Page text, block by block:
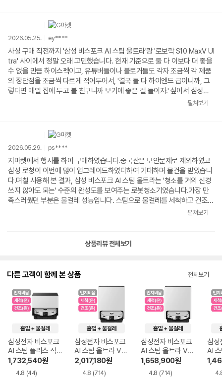
고 비우는 것까지 알아서 해주는 제품을 찾다가 삼성 비스포크 AI 스팀 울트
라를 선택하게 됐습니다.설치 기사님도 정말 만족스러웠어요. 굉장히 친절
하시고 설치도 깔끔하게 해주셨고, 스마트싱스 앱 연결까지 직접 세팅해 주
셔서 편하게 시작할 수 있었습니다. 다행히 저희 집은 싱크대 리폼 없이도
딱 맞게 들어가는 공간이 있어서 추가 공사는 하지 않았습니다.처음 제품을
봤을 때는 생각보다 큰가 싶었는데, 돌이켜보면 기존에 쓰던 저가형 스테이
션이 워낙 작았던 거였고 요즘 자동세척·자동급배수 모델들은 이 정도 크기
가 기본인 것 같아요.처음 맵핑할 때는 솔직히 조금 당황했습니다. 길을 잃
고 헤매다가 충전 스테이션도 못 찾고 절전모드에 들어가버려서 설마 고장
째는 완전히 달랐습니다. 맵을 굉장히 깔끔하게 그려냈고 이후에는 청소 중
길을 잃거나 헤매는 현상도 사라졌어요. 비싼 제품이라 기대치가 너무 높았
던 것 같기도 합니다. 맵핑 자체만 놓고 보면 처음엔 이전 18만 원짜리 로청
과 큰 차이를 못 느꼈고 오히려 더 답답하다고 느끼기도 했는데, 제대로 맵
핑이 끝난 뒤에는 확실히 안정적으로 동작했습니다.그리고 이 제품의 진짜
핵심은 물걸레 기능이라고 생각합니다. 스팀 물걸레 성능도 좋고, 걸레 세척
도 알아서 하고, 물 채우고 버리는 것까지 자동으로 처리하니까 정말 “손이
안 갑니다.” 솔직히 초반 맵핑 때문에 살짝 스트레스 받을 뻔했는데, 물걸레
+ 자동급배수 기능만으로도 만족도가 엄청 높아요. 개인적으로는 이 제품
부딪혔는데, 삼성 로청은 꽤 똑똑하게 피하면서 다니더라고요.추가로 저희
집은 오래된 건물이라 문턱이 계단식으로 되어 있는데, 처음 맵핑할 때 문턱
이었던 것 같아요. 리뷰 영상에서는 문턱도 잘 넘던데 왜 우리 집에서는 못
넘나 싶었는데, 알고 보니 앱에서 문턱 설정을 따로 해줘야 하는 기능이 있
더라고요. 설정 후에는 문제없이 잘 넘어다녔습니다.지금까지 사용해본 느
낌은 완전 편하다 입니다. 물 채우는 것도 신경 안 써도 되고, 문턱도 잘 넘
고, 청소 후 관리도 거의 자동이라 정말 집안 청소를 알아서 맡겨 놓은 느낌
이에요. 몇 달 만에 맨들맨들한 방바닥을 다시 밟아본 것 같습니다ㅋㅋ그리
고 삼성 제품이라 AS 부분에서도 확실히 안심이 되는 점도 장점인 것 같아
요.다만 앱은 조금 더 개선되면 좋겠습니다. 기능은 많은데 직관성이 약간
아쉽고, 일부 설정은 처음 사용하는 사람 입장에서는 찾기 어려운 부분도 있
었습니다. 그래도 전체적인 만족도는 상당히 높은 편입니다!
2026.05.25. ey****
사실 구매 직전까지 '삼성 비스포크 AI 스팀 울트라'랑 '로보락 S10 MaxV Ul
tra' 사이에서 정말 오래 고민했습니다. 현재 기준으로 둘 다 이보다 더 좋을
수 없을 만큼 하이스펙이고, 유튜버들이나 블로거들도 각자 조금씩 각 제품
의 장단점을 조금씩 다르게 적어두어서, '결국 둘 다 하이엔드 급이니까, 그
렇다면 매일 집에 두고 볼 친구니까 보기에 좋은 걸 들이자.' 싶어서 삼성으
력, 센서, 물걸레 이런 것들만 비교하시는데, 사실 가전 제품 중에서 거의 유
독 로봇청소기만 전방위적으로 움직이는 제품이니 만큼, 되려 다른 일반 백
색 가전보다 더 디자인을 많이 고려해보시는 편이 좋을 것 같습니다. 그
런 의미에서 저는 삼성 비스포크 AI 스팀 울트라를 선택했고(솔직히 로보락
이 더 예쁘다고 하는 사람은 거의 없을 것 같습니다), 정말 디자인적으로 너
무 훌륭합니다. 비스포크 흰색은 실제로 보면 훨씬 예쁩니다. 그냥 기계 느
낌이 아니라 집 분위기에 자연스럽게 녹아듭니다. 저처럼 두 제품 사이에서
고민하는 분이라면 디자인도 꼭 같이 보셨으면 좋겠습니다. 성능도 아
주 훌륭합니다. 움직이는 걸 보니까 생각보다 훨씬 정교해서 놀랐어요. 벽이
괜히 AI 단어가 붙는 게 아니구나 싶었습니다. 직배수식으로 설치하길
참 잘한 것 같습니다. 그냥 알아서 돌아가고 알아서 관리합니다. 청소라는
하나 통째로 사라진 느낌이라 만족감이 굉장합니다. 단순히 청소 편해진 수
준이 아니라 생활 자체가 달라집니다. 살면서 200만 원 안쪽으로 구매한 제
품 중 만족감 제일 큰 것 같습니다. ※ 광고 및 협찬 아님. 철저히 내
돈으로 구입하고 작성한 리뷰입니다.
펼쳐보기
2026.05.29. ps****
지마켓에서 행사를 하여 구매하였습니다.중국산은 보안문제로 제외하였고
삼성 로청이 이번에 많이 업그레이드하였다하여 기대하며 물건을 받았습니
다.며칠 사용해 본 결과, 삼성 비스포크 AI 스팀 울트라는 '청소를 거의 신경
쓰지 않아도 되는' 수준의 완성도를 보여주는 로봇청소기였습니다.가장 만
족스러웠던 부분은 물걸레 성능입니다. 스팀으로 물걸레를 세척하고 건조해
주기 때문에 걸레 냄새가 거의 없고, 바닥에 묻은 발자국이나 생활 오염도
상적입니다. 충전 케이블, 슬리퍼, 반려동물 용품 등을 비교적 정확하게 인
식하고 피해 가며 청소합니다. 청소 전에 바닥 정리를 따로 하지 않아도 되
제품 추천드립니다.
펼쳐보기
상품리뷰 전체보기
다른 고객이 함께 본 상품 전체보기
삼성전자 비스포크
AI 스팀 플러스 직배
수 VR80F01SDG
단품
1,732,540원
4.8 (44)
삼성전자 비스포크
AI 스팀 울트라 VR
90F01AAG 단품
+소모품5개
2,017,180원
4.8 (714)
삼성전자 비스포크
AI 스팀 울트라 VR
90F01AAG 단품
1,658,900원
4.8 (714)
삼성
AI